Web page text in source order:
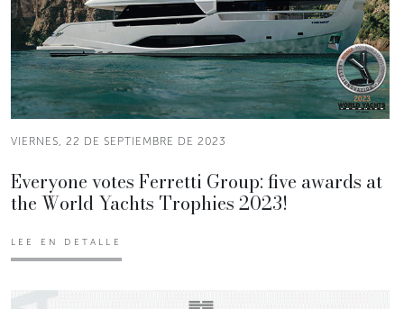
VIERNES, 22 DE SEPTIEMBRE DE 2023
Everyone votes Ferretti Group: five awards at
the World Yachts Trophies 2023!
LEE EN DETALLE